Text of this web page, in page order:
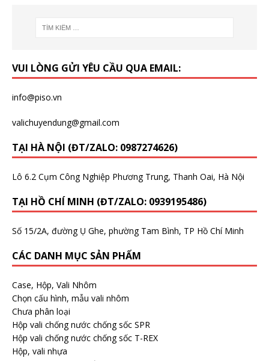
VUI LÒNG GỬI YÊU CẦU QUA EMAIL:
info@piso.vn
valichuyendung@gmail.com
TẠI HÀ NỘI (ĐT/ZALO: 0987274626)
Lô 6.2 Cụm Công Nghiệp Phương Trung, Thanh Oai, Hà Nội
TẠI HỒ CHÍ MINH (ĐT/ZALO: 0939195486)
Số 15/2A, đường Ụ Ghe, phường Tam Bình, TP Hồ Chí Minh
CÁC DANH MỤC SẢN PHẨM
Case, Hộp, Vali Nhôm
Chọn cấu hình, mẫu vali nhôm
Chưa phân loại
Hộp vali chống nước chống sốc SPR
Hộp vali chống nước chống sốc T-REX
Hộp, vali nhựa